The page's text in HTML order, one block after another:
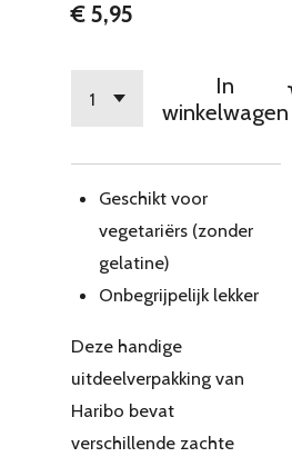
€ 5,95
In
winkelwagen
Geschikt voor
vegetariërs (zonder
gelatine)
Onbegrijpelijk lekker
Deze handige
uitdeelverpakking van
Haribo bevat
verschillende zachte